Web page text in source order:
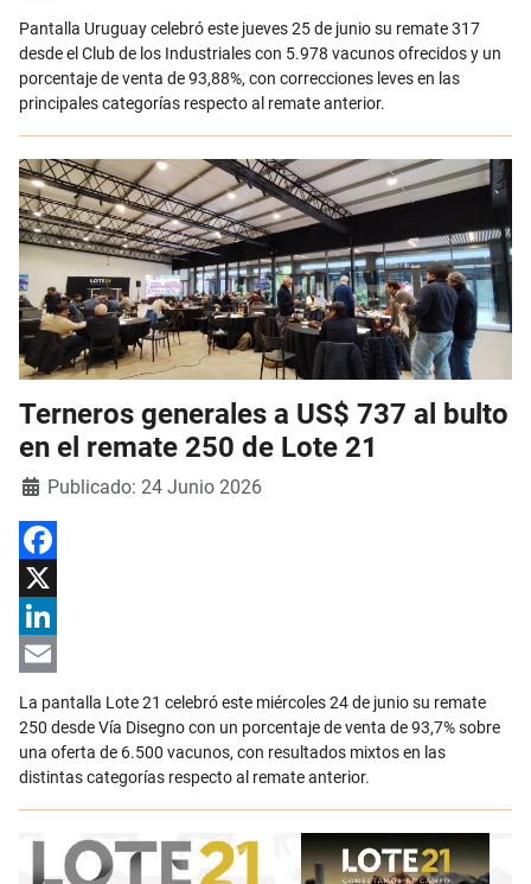
Pantalla Uruguay celebró este jueves 25 de junio su remate 317
desde el Club de los Industriales con 5.978 vacunos ofrecidos y un
porcentaje de venta de 93,88%, con correcciones leves en las
principales categorías respecto al remate anterior.
Terneros generales a US$ 737 al bulto
en el remate 250 de Lote 21
DetallesPublicado: 24 Junio 2026
Facebook
X
LinkedIn
Email
La pantalla Lote 21 celebró este miércoles 24 de junio su remate
250 desde Vía Disegno con un porcentaje de venta de 93,7% sobre
una oferta de 6.500 vacunos, con resultados mixtos en las
distintas categorías respecto al remate anterior.